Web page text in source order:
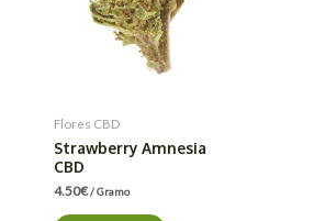
Flores CBD
Strawberry Amnesia
CBD
4.50€/ Gramo